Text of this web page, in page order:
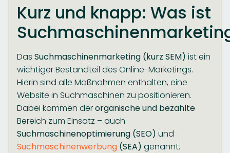
Kurz und knapp: Was ist
Das Suchmaschinenmarketing (kurz SEM) ist ein
wichtiger Bestandteil des Online-Marketings.
Hierin sind alle Maßnahmen enthalten, eine
Website in Suchmaschinen zu positionieren.
Dabei kommen derorganische und bezahlte
Bereich zum Einsatz – auch
Suchmaschinenoptimierung (SEO) und
Suchmaschinenwerbung (SEA) genannt.